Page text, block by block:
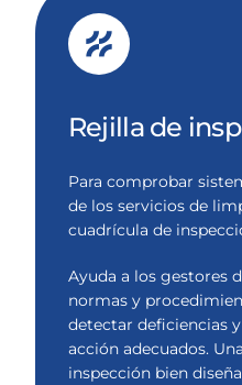
Rejilla de
Para comprobar
de los servicios de
cuadrícula de
Ayuda a los gestores
normas y
detectar deficiencias
acción adecuados.
inspección bien